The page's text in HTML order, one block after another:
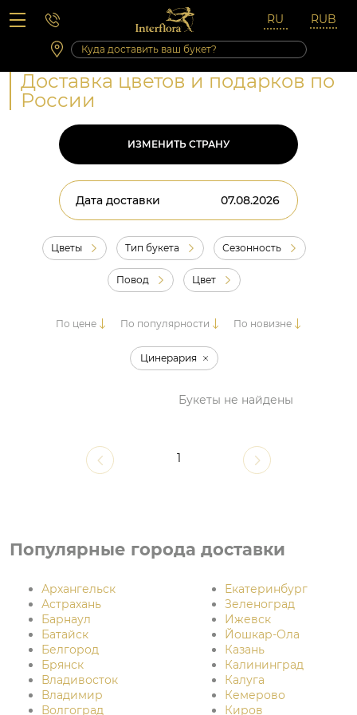
Вопросы-ответы
Сб 10:00 ‐ 14:00
Выходные и праздничные дни
Доставка цветов и подарков по
России
ИЗМЕНИТЬ СТРАНУ
Дата доставки
Цветы Тип букета Сезонность
Повод Цвет
По цене По популярности По новизне
Цинерария
Букеты не найдены
1
Популярные города доставки
Архангельск
Астрахань
Барнаул
Батайск
Белгород
Брянск
Владивосток
Владимир
Волгоград
Екатеринбург
Зеленоград
Ижевск
Йошкар-Ола
Казань
Калининград
Калуга
Кемерово
Киров